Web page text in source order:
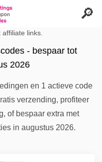
affiliate links.
- bespaar tot
2026
en 1 actieve code
verzending, profiteer
of bespaar extra met
in augustus 2026.